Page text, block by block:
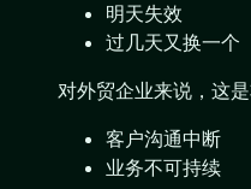
明天失效
过几天又换一个
对外贸企业来说，这是
客户沟通中断
业务不可持续